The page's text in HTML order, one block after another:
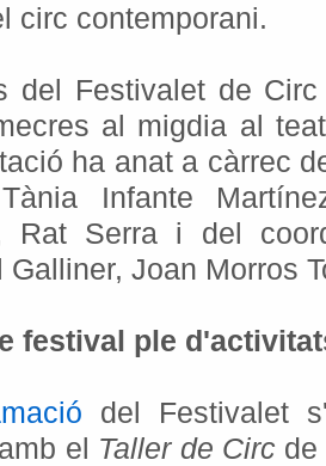
circ contemporani.
del Festivalet de
al migdia al
ha anat a càrrec
Tània Infante
Rat Serra i del
Galliner, Joan Morros
festival ple
del Festivalet
el Taller de Circ de